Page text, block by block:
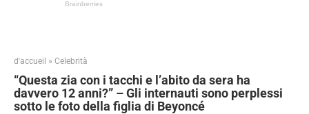
d'accueil » Celebrità
“Questa zia con i tacchi e l’abito da sera ha
davvero 12 anni?” – Gli internauti sono perplessi
sotto le foto della figlia di Beyoncé